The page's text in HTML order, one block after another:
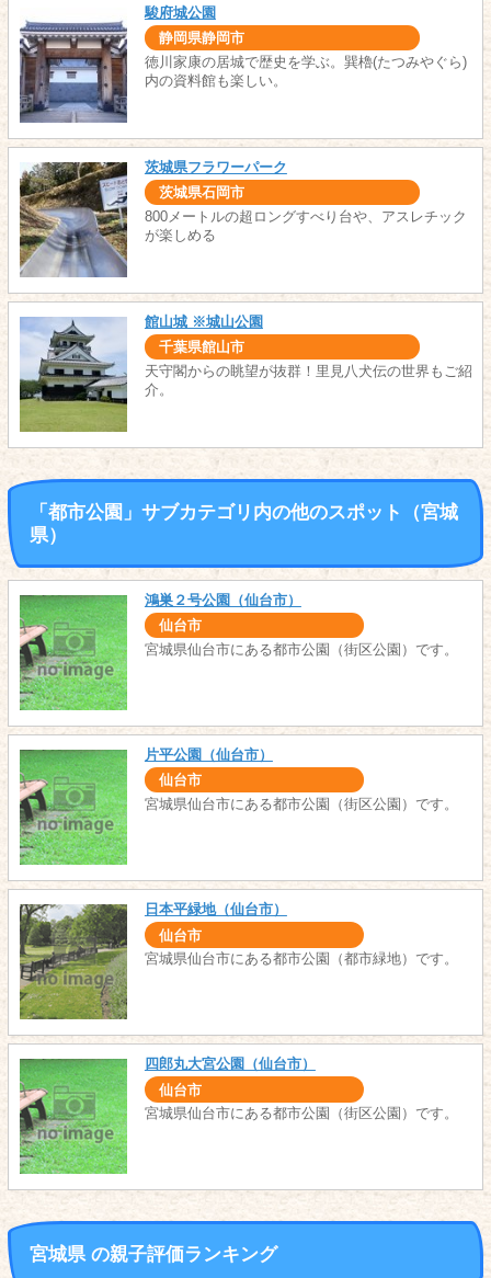
駿府城公園
静岡県静岡市
徳川家康の居城で歴史を学ぶ。巽櫓(たつみやぐら)
内の資料館も楽しい。
茨城県フラワーパーク
茨城県石岡市
800メートルの超ロングすべり台や、アスレチック
が楽しめる
館山城 ※城山公園
千葉県館山市
天守閣からの眺望が抜群！里見八犬伝の世界もご紹
介。
「都市公園」サブカテゴリ内の他のスポット（宮城
県）
鴻巣２号公園（仙台市）
仙台市
宮城県仙台市にある都市公園（街区公園）です。
片平公園（仙台市）
仙台市
宮城県仙台市にある都市公園（街区公園）です。
日本平緑地（仙台市）
仙台市
宮城県仙台市にある都市公園（都市緑地）です。
四郎丸大宮公園（仙台市）
仙台市
宮城県仙台市にある都市公園（街区公園）です。
宮城県 の親子評価ランキング